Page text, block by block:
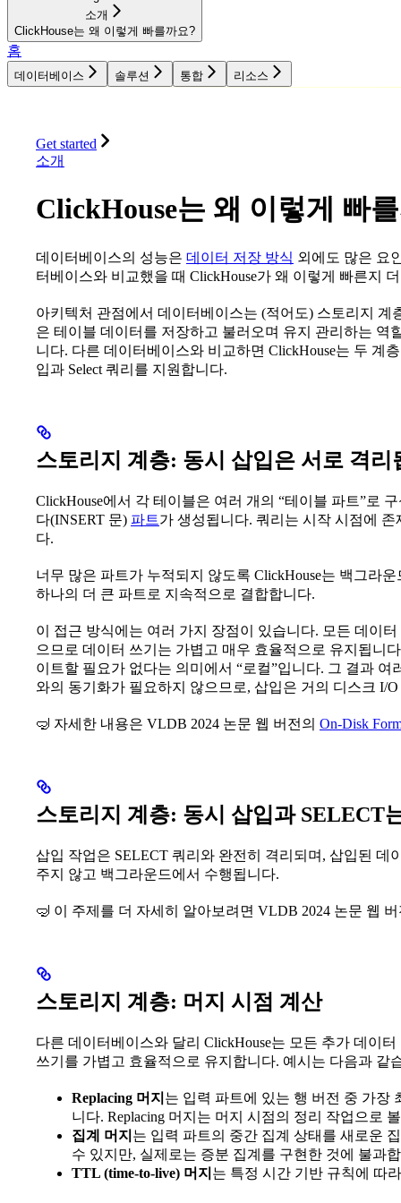
소개
ClickHouse는 왜 이렇게 빠를까요?
홈
데이터베이스 솔루션 통합 리소스
Get started
소개
ClickHouse는 왜 이렇게 빠
데이터베이스의 성능은 데이터 저장 방식 외에도 많은 요
터베이스와 비교했을 때 ClickHouse가 왜 이렇게 빠른지
아키텍처 관점에서 데이터베이스는 (적어도) 스토리지
은 테이블 데이터를 저장하고 불러오며 유지 관리하는 역
니다. 다른 데이터베이스와 비교하면 ClickHouse는 두 계
입과 Select 쿼리를 지원합니다.
스토리지 계층: 동시 삽입은 서로 격리
ClickHouse에서 각 테이블은 여러 개의 “테이블 파트”로
다(INSERT 문) 파트가 생성됩니다. 쿼리는 시작 시점에
다.
너무 많은 파트가 누적되지 않도록 ClickHouse는 백그라
하나의 더 큰 파트로 지속적으로 결합합니다.
이 접근 방식에는 여러 가지 장점이 있습니다. 모든 데이
으므로 데이터 쓰기는 가볍고 매우 효율적으로 유지됩니
이트할 필요가 없다는 의미에서 “로컬”입니다. 그 결과
와의 동기화가 필요하지 않으므로, 삽입은 거의 디스크 I/
🤿 자세한 내용은 VLDB 2024 논문 웹 버전의 On-Disk
스토리지 계층: 동시 삽입과 SELECT
삽입 작업은 SELECT 쿼리와 완전히 격리되며, 삽입된
주지 않고 백그라운드에서 수행됩니다.
🤿 이 주제를 더 자세히 알아보려면 VLDB 2024 논문 웹
스토리지 계층: 머지 시점 계산
다른 데이터베이스와 달리 ClickHouse는 모든 추가 데이
쓰기를 가볍고 효율적으로 유지합니다. 예시는 다음과 같
Replacing 머지 는 입력 파트에 있는 행 버전 중 가장
니다. Replacing 머지는 머지 시점의 정리 작업으로
집계 머지 는 입력 파트의 중간 집계 상태를 새로운
수 있지만, 실제로는 증분 집계를 구현한 것에 불과
TTL (time-to-live) 머지 는 특정 시간 기반 규칙에 따